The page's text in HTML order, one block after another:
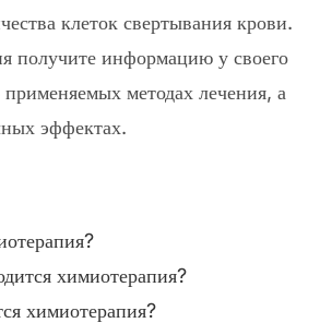
клеток свертывания крови.
получите информацию у своего
применяемых методах лечения, а
эффектах.
химиотерапия?
химиотерапия?